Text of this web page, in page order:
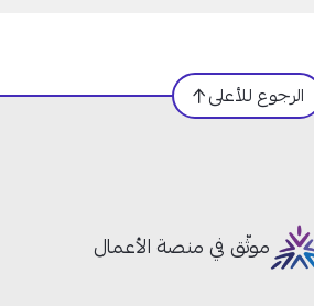
الرجوع للأعلى
موثّق في منصة الأعمال